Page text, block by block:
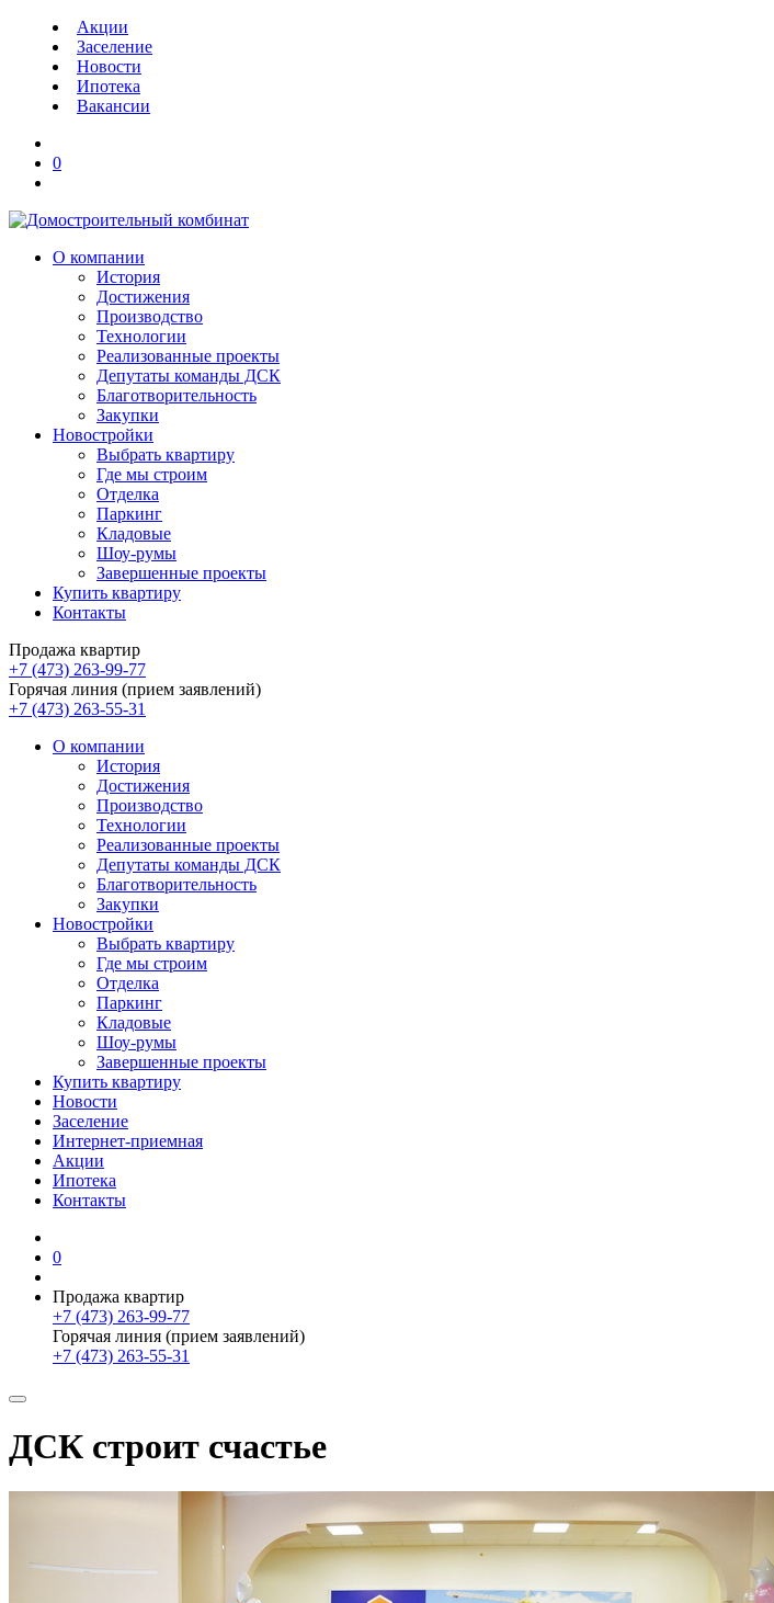
Акции
Заселение
Новости
Ипотека
Вакансии
0
О компании
История
Достижения
Производство
Технологии
Реализованные проекты
Депутаты команды ДСК
Благотворительность
Закупки
Новостройки
Выбрать квартиру
Где мы строим
Отделка
Паркинг
Кладовые
Шоу-румы
Завершенные проекты
Купить квартиру
Контакты
Продажа квартир
+7 (473) 263-99-77
Горячая линия (прием заявлений)
+7 (473) 263-55-31
О компании
История
Достижения
Производство
Технологии
Реализованные проекты
Депутаты команды ДСК
Благотворительность
Закупки
Новостройки
Выбрать квартиру
Где мы строим
Отделка
Паркинг
Кладовые
Шоу-румы
Завершенные проекты
Купить квартиру
Новости
Заселение
Интернет-приемная
Акции
Ипотека
Контакты
0
Продажа квартир
+7 (473) 263-99-77
Горячая линия (прием заявлений)
+7 (473) 263-55-31
ДСК строит счастье